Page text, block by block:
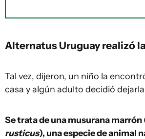
Alternatus Uruguay realizó
Tal vez, dijeron, un niño la
casa y algún adulto decidió
Se trata de una musurana marrón
rusticus), una especie de animal